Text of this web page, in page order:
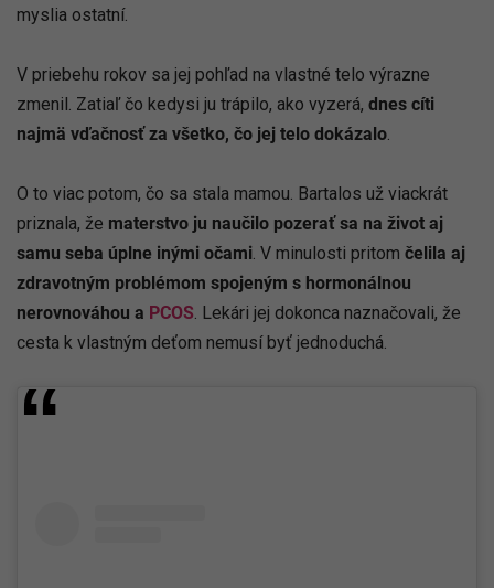
myslia ostatní.
V priebehu rokov sa jej pohľad na vlastné telo výrazne
zmenil. Zatiaľ čo kedysi ju trápilo, ako vyzerá, dnes cíti
najmä vďačnosť za všetko, čo jej telo dokázalo.
O to viac potom, čo sa stala mamou. Bartalos už viackrát
priznala, že materstvo ju naučilo pozerať sa na život aj
samu seba úplne inými očami. V minulosti pritom čelila aj
zdravotným problémom spojeným s hormonálnou
nerovnováhou a PCOS. Lekári jej dokonca naznačovali, že
cesta k vlastným deťom nemusí byť jednoduchá.